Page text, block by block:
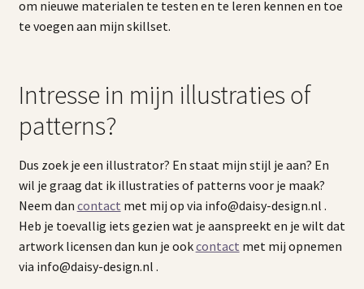
om nieuwe materialen te testen en te leren kennen en toe
te voegen aan mijn skillset.
Intresse in mijn illustraties of
patterns?
Dus zoek je een illustrator? En staat mijn stijl je aan? En
wil je graag dat ik illustraties of patterns voor je maak?
Neem dan contact met mij op via info@daisy-design.nl .
Heb je toevallig iets gezien wat je aanspreekt en je wilt dat
artwork licensen dan kun je ookcontact met mij opnemen
via info@daisy-design.nl .